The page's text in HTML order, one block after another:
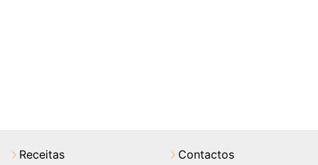
Receitas Contactos